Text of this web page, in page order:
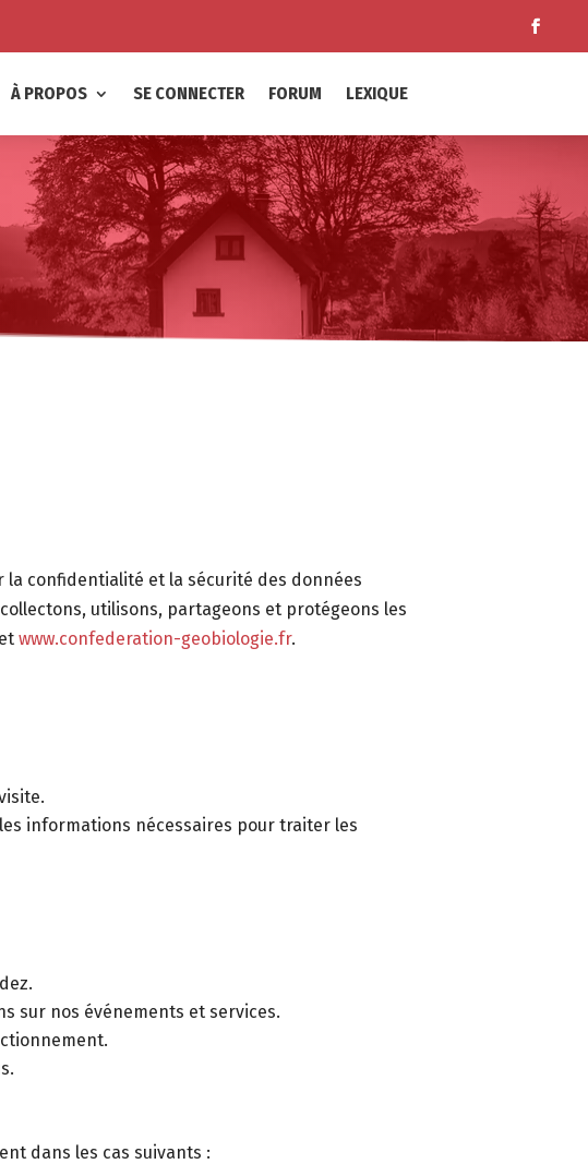
À PROPOS SE CONNECTER FORUM LEXIQUE
la confidentialité et la sécurité des données
utilisons, partageons et protégeons les
www.confederation-geobiologie.fr.
informations nécessaires pour traiter les
sur nos événements et services.
dans les cas suivants :